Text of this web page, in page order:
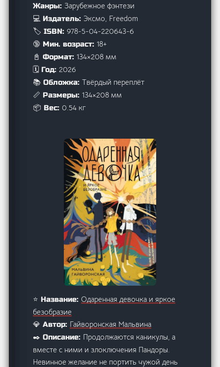
Жанры:Зарубежное фэнтези
💻 Издатель: Эксмо, Freedom
🏷️ ISBN:978-5-04-220643-6
🔞 Мин. возраст:18+
📓 Формат:134×208 мм
🗓️ Год:2026
📚 Обложка:Твёрдый переплёт
📏 Размеры:134×208 мм
📦 Вес:0.54 кг
⭐ Название:Одаренная девочка и яркое
безобразие
💎 Автор: Гайворонская Мальвина
✒️ Описание: Продолжаются каникулы, а
вместе с ними и злоключения Пандоры.
Невинное желание не портить чужой день